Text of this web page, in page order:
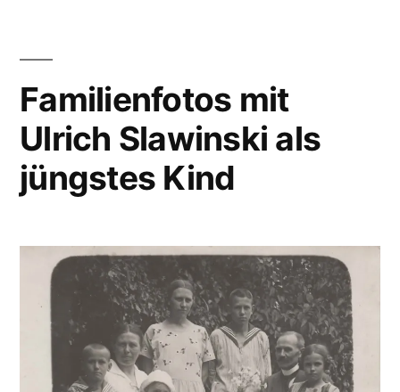
Familienfotos mit
Ulrich Slawinski als
jüngstes Kind